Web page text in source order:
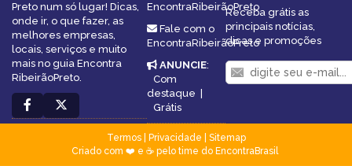
Preto num só lugar! Dicas,
onde ir, o que fazer, as
melhores empresas,
locais, serviços e muito
mais no guia Encontra
RibeirãoPreto.
EncontraRibeirãoPreto
Fale com o
EncontraRibeirãoPreto
ANUNCIE:
Com
destaque
Grátis
Receba grátis as
principais notícias,
dicas e promoções
Termos| Privacidade
Sitemap
Criado com ❤️ e ☕ pelo time do EncontraBrasil